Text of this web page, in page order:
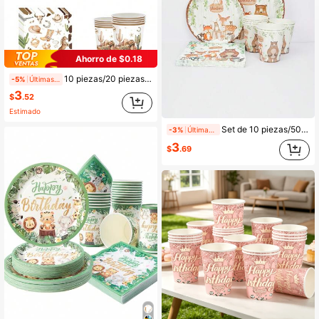
Ahorro de $0.18
-5% 10 piezas/20 piezas Suministros de fiesta estilo vaquero del oeste salvaje, platos, vasos, servilletas y vajilla de papel con temática vaquera para decoración y suministros de fiesta de cumpleaños de vaqueros y vaqueras
$3.52
Estimado
-3% Set de 10 piezas/50 piezas/80 piezas de suministros y decoraciones para fiesta con temática de criaturas del bosque y amigos animales silvestres, incluyendo platos, vasos y servilletas para fiesta de cumpleaños con tema de la selva y animales salvajes
$3.69